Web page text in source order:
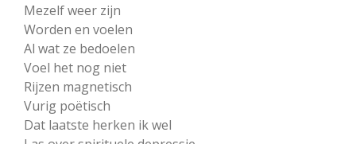
Mezelf weer zijn
Worden en voelen
Al wat ze bedoelen
Voel het nog niet
Rijzen magnetisch
Vurig poëtisch
Dat laatste herken ik wel